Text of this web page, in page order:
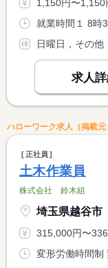
1,150円〜1,150円 ※フルタイム
日曜日，その他
求人
ハローワーク求人（掲載元
正社員
土木作業員
株式会社 鈴木組
埼玉県越谷市
315,000円〜336,000円 ※フルタイ